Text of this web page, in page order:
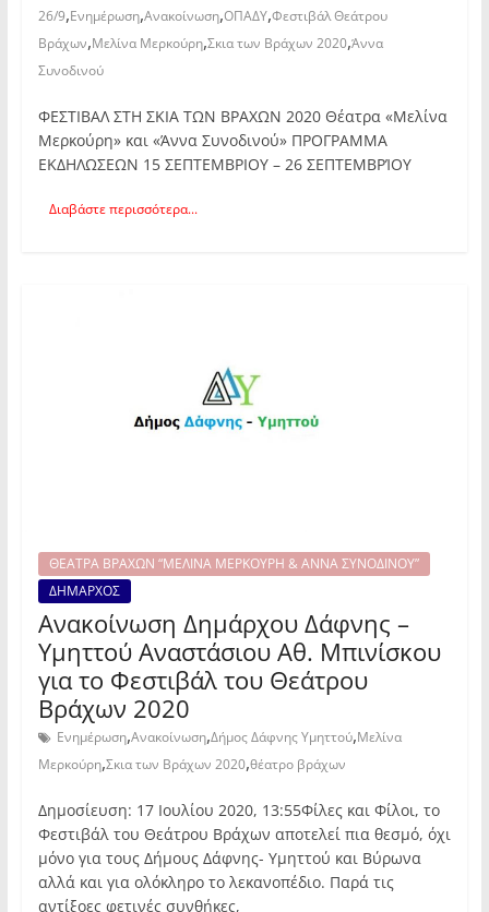
26/9,Ενημέρωση,Ανακοίνωση,ΟΠΑΔΥ,Φεστιβάλ Θεάτρου
Βράχων,Μελίνα Μερκούρη,Σκια των Βράχων 2020,Άννα
Συνοδινού
ΦΕΣΤΙΒΑΛ ΣΤΗ ΣΚΙΑ ΤΩΝ ΒΡΑΧΩΝ 2020 Θέατρα «Μελίνα
Μερκούρη» και «Άννα Συνοδινού» ΠΡΟΓΡΑΜΜΑ
ΕΚΔΗΛΩΣΕΩΝ 15 ΣΕΠΤΕΜΒΡΙΟΥ – 26 ΣΕΠΤΕΜΒΡΊΟΥ
Διαβάστε περισσότερα...
ΘΕΑΤΡΑ ΒΡΑΧΩΝ “ΜΕΛΙΝΑ ΜΕΡΚΟΥΡΗ & ΑΝΝΑ ΣΥΝΟΔΙΝΟΥ”
ΔΗΜΑΡΧΟΣ
Ανακοίνωση Δημάρχου Δάφνης –
Υμηττού Αναστάσιου Αθ. Μπινίσκου
για το Φεστιβάλ του Θεάτρου
Βράχων 2020
Ενημέρωση,Ανακοίνωση,Δήμος Δάφνης Υμηττού,Μελίνα
Μερκούρη,Σκια των Βράχων 2020,θέατρο βράχων
Δημοσίευση: 17 Ιουλίου 2020, 13:55Φίλες και Φίλοι, το
Φεστιβάλ του Θεάτρου Βράχων αποτελεί πια θεσμό, όχι
μόνο για τους Δήμους Δάφνης- Υμηττού και Βύρωνα
αλλά και για ολόκληρο το λεκανοπέδιο. Παρά τις
αντίξοες φετινές συνθήκες,